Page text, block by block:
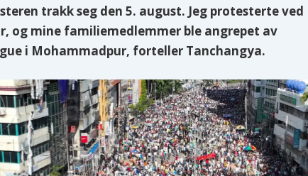
trakk seg den 5. august. Jeg protesterte ved
og mine familiemedlemmer ble angrepet av
i Mohammadpur, forteller Tanchangya.